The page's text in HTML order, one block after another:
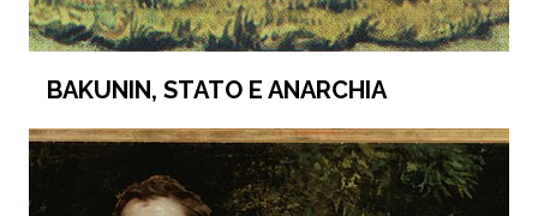
BAKUNIN, STATO E ANARCHIA